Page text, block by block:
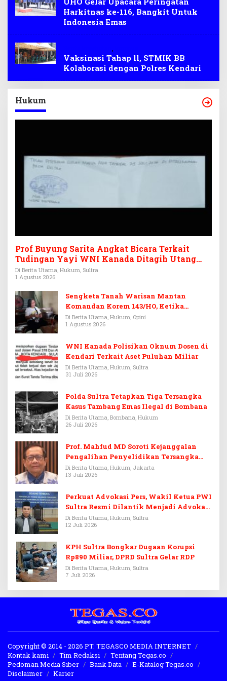
Harkitnas ke-116, Bangkit Untuk
Indonesia Emas
Vaksinasi Tahap ll, STMIK BB
Kolaborasi dengan Polres Kendari
Hukum
Prof Buyung Sarita Angkat Bicara Terkait
Tudingan Yayi WNI Kanada Ditagih Utang
Rp3,6 Miliar
Di Berita Utama, Hukum, Sultra
1 Agustus 2026
Sengketa Tanah Warisan Mantan
Komandan Korem 143/HO, Ketika
Warisan Menjadi Arena Pemerasan
Di Berita Utama, Hukum, Opini
1 Agustus 2026
WNI Kanada Polisikan Oknum Dosen di
Kendari Terkait Aset Puluhan Miliar
Di Berita Utama, Hukum, Sultra
31 Juli 2026
Polda Sultra Tetapkan Tiga Tersangka
Kasus Tambang Emas Ilegal di Bombana
Di Berita Utama, Bombana, Hukum
26 Juli 2026
Prof. Mahfud MD Soroti Kejanggalan
Pengalihan Penyelidikan Tersangka
Febrie Adriansyah
Di Berita Utama, Hukum, Jakarta
13 Juli 2026
Perkuat Advokasi Pers, Wakil Ketua PWI
Sultra Resmi Dilantik Menjadi Advokat
PERADI
Di Berita Utama, Hukum, Sultra
12 Juli 2026
KPH Sultra Bongkar Dugaan Korupsi
Rp890 Miliar, DPRD Sultra Gelar RDP
Di Berita Utama, Hukum, Sultra
7 Juli 2026
Copyright © 2014 - 2026 PT. TEGASCO MEDIA INTERNET
Kontak kami
Tim Redaksi
Tentang Tegas.co
Pedoman Media Siber
Bank Data
E-Katalog Tegas.co
Disclaimer
Karier